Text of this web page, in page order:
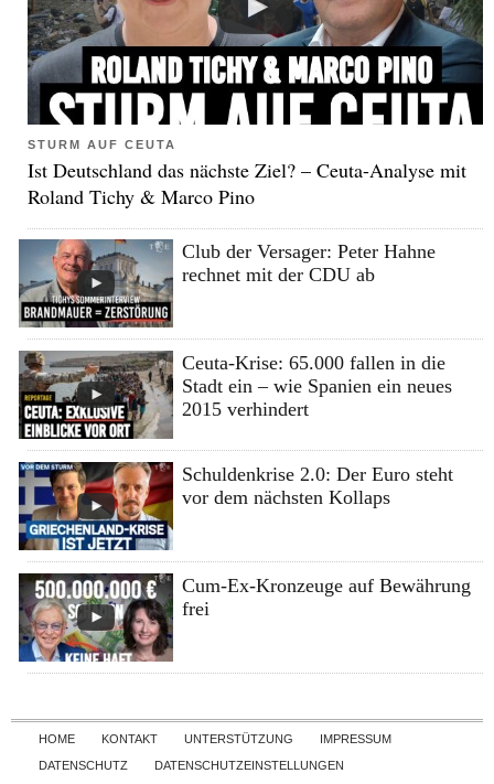
STURM AUF CEUTA
Ist Deutschland das nächste Ziel? – Ceuta-Analyse mit
Roland Tichy & Marco Pino
Club der Versager: Peter Hahne
rechnet mit der CDU ab
Ceuta-Krise: 65.000 fallen in die
Stadt ein – wie Spanien ein neues
2015 verhindert
Schuldenkrise 2.0: Der Euro steht
vor dem nächsten Kollaps
Cum-Ex-Kronzeuge auf Bewährung
frei
Skip to content
HOME KONTAKT UNTERSTÜTZUNG
IMPRESSUM
DATENSCHUTZ
DATENSCHUTZEINSTELLUNGEN